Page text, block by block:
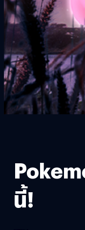
นี้!